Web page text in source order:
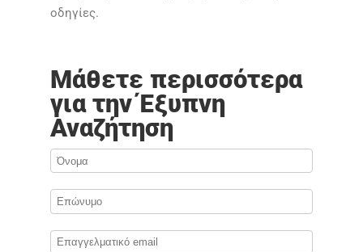
οδηγίες.​​
Μάθετε περισσότερα
για την Έξυπνη
Αναζήτηση